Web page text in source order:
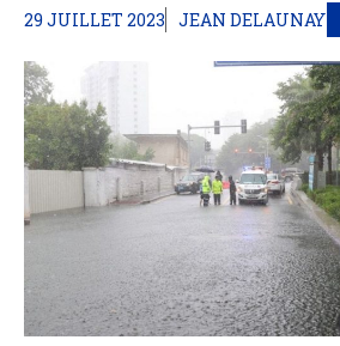
29 JUILLET 2023 JEAN DELAUNAY